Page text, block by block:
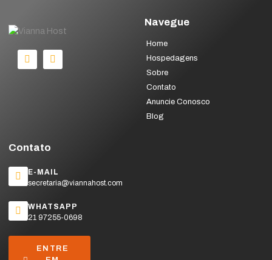
Navegue
Home
Hospedagens
Sobre
Contato
Anuncie Conosco
Blog
Contato
E-MAIL
secretaria@viannahost.com
WHATSAPP
21 97255-0698
ENTRE